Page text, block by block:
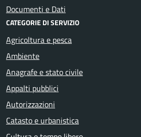
Documenti e Dati
CATEGORIE DI SERVIZIO
Agricoltura e pesca
Ambiente
Anagrafe e stato civile
Appalti pubblici
Autorizzazioni
Catasto e urbanistica